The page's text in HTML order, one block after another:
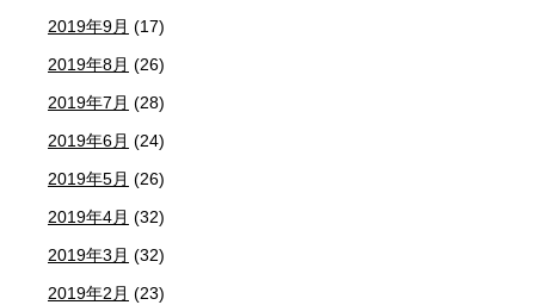
2019年9月 (17)
2019年8月 (26)
2019年7月 (28)
2019年6月 (24)
2019年5月 (26)
2019年4月 (32)
2019年3月 (32)
2019年2月 (23)